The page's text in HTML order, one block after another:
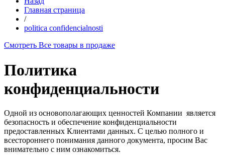
Главная страница
/
politica confidencialnosti
Смотреть Все товары в продаже
Политика
конфиденциальности
Одной из основополагающих ценностей Компании является
безопасность и обеспечение конфиденциальности
предоставленных Клиентами данных. С целью полного и
всестороннего понимания данного документа, просим Вас
внимательно с ним ознакомиться.